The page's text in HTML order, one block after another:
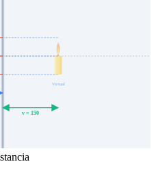
Virtual
v =150